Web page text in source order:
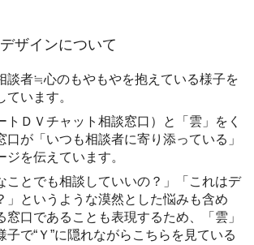
ザインについて
談者≒心のもやもやを抱えている様子を
ています。
トＤＶチャット相談窓口）と「雲」をく
口が「いつも相談者に寄り添っている」
ジを伝えています。
ことでも相談していいの？」「これはデ
」というような漠然とした悩みも含め
窓口であることも表現するため、「雲」
子で“Ｙ”に隠れながらこちらを見ている